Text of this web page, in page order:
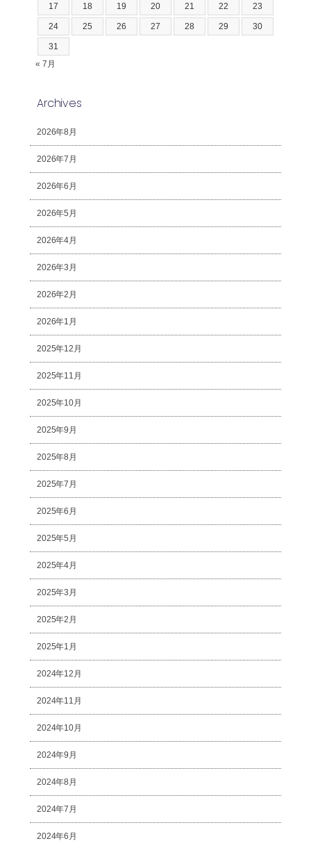
17 18 19 20 21 22 23
24 25 26 27 28 29 30
31
« 7月
Archives
2026年8月
2026年7月
2026年6月
2026年5月
2026年4月
2026年3月
2026年2月
2026年1月
2025年12月
2025年11月
2025年10月
2025年9月
2025年8月
2025年7月
2025年6月
2025年5月
2025年4月
2025年3月
2025年2月
2025年1月
2024年12月
2024年11月
2024年10月
2024年9月
2024年8月
2024年7月
2024年6月